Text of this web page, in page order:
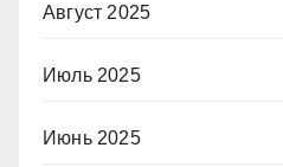
Август 2025
Июль 2025
Июнь 2025